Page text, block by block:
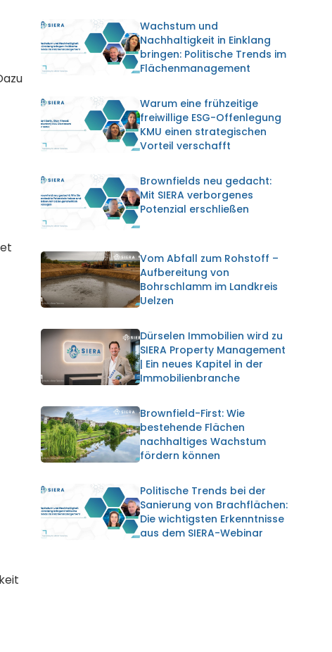
Wachstum und
Nachhaltigkeit in Einklang
bringen: Politische Trends im
Flächenmanagement
Warum eine frühzeitige
freiwillige ESG-Offenlegung
KMU einen strategischen
Vorteil verschafft
Brownfields neu gedacht:
Mit SIERA verborgenes
Potenzial erschließen
Vom Abfall zum Rohstoff –
Aufbereitung von
Bohrschlamm im Landkreis
Uelzen
Dürselen Immobilien wird zu
SIERA Property Management
| Ein neues Kapitel in der
Immobilienbranche
Brownfield-First: Wie
bestehende Flächen
nachhaltiges Wachstum
fördern können
Politische Trends bei der
Sanierung von Brachflächen:
Die wichtigsten Erkenntnisse
aus dem SIERA-Webinar